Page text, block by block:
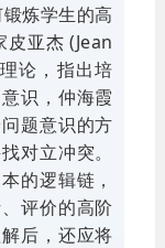
炼学生的高
皮亚杰 (Jean
论，指出培
识，仲海霞
题意识的方
对立冲突。
的逻辑链，
评价的高阶
后，还应将